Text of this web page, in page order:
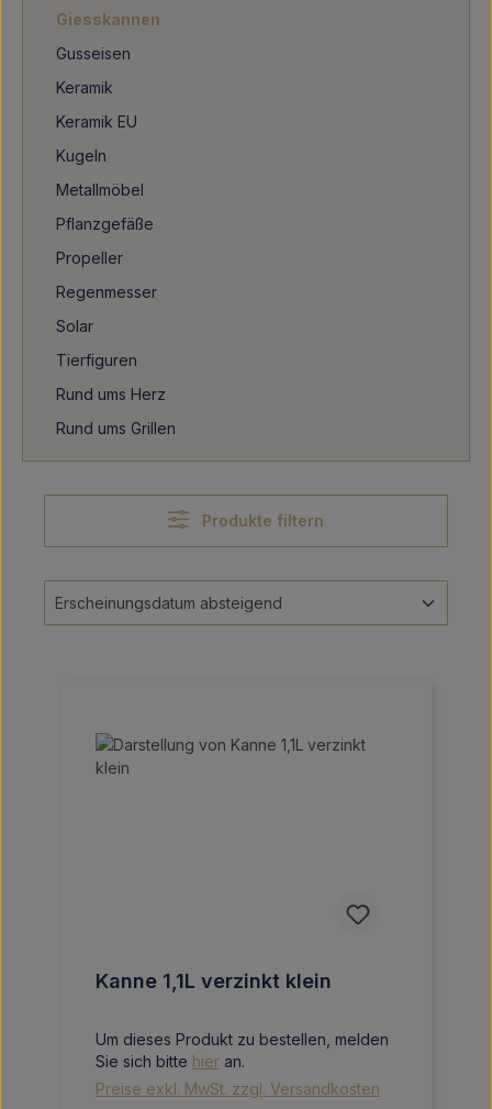
Giesskannen
Gusseisen
Keramik
Keramik EU
Kugeln
Metallmöbel
Pflanzgefäße
Propeller
Regenmesser
Solar
Tierfiguren
Rund ums Herz
Rund ums Grillen
Produkte filtern
Kanne 1,1L verzinkt klein
Um dieses Produkt zu bestellen, melden
Sie sich bitte hier an.
Preise exkl. MwSt. zzgl. Versandkosten